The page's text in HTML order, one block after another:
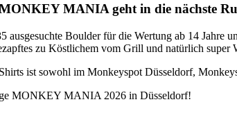
MONKEY MANIA geht in die nächste
ausgesuchte Boulder für die Wertung ab 14
zu Köstlichem vom Grill und natürlich super
ist sowohl im Monkeyspot Düsseldorf,
MONKEY MANIA 2026 in Düsseldorf!